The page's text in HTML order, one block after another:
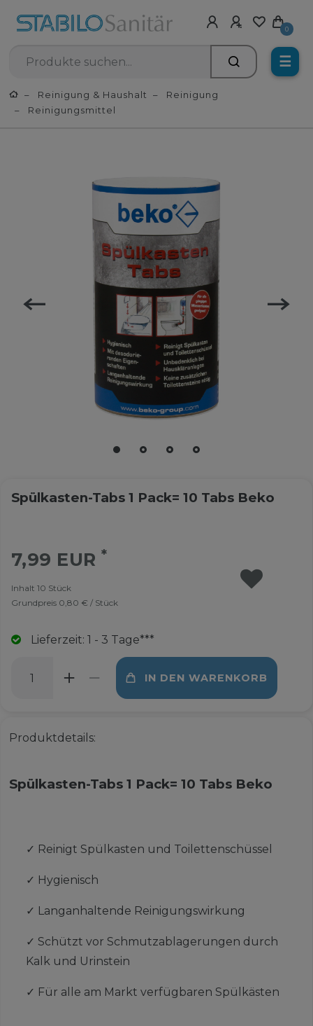
0
☰
Reinigung & Haushalt
Reinigung
Reinigungsmittel
Spülkasten-Tabs 1 Pack= 10 Tabs Beko
7,99 EUR*
Inhalt 10 Stück
Grundpreis 0,80 € / Stück
Lieferzeit: 1 - 3 Tage***
IN DEN WARENKORB
Produktdetails:
Spülkasten-Tabs 1 Pack= 10 Tabs Beko
✓ Reinigt Spülkasten und Toilettenschüssel
✓ Hygienisch
✓ Langanhaltende Reinigungswirkung
✓ Schützt vor Schmutzablagerungen durch
Kalk und Urinstein
✓ Für alle am Markt verfügbaren Spülkästen